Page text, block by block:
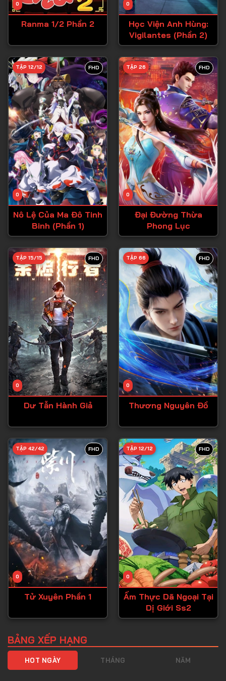
Tập 15
Tập 17
Tập 18
Tập 19
Tập 20
Tập 21
Tập 22
Tập 23
Tập 24
Tập 25
Tập 26
Tập 29
Tập 30
Tập 31
Tập 32
Tập 33
Tập 34
Tập 35
Tập 36
Tập 39
Tập 40
Tập 41
Tập 42
Tập 43
Tập 44
Tập 45
Tập 46
Tập 47
Tập 48
Tập 49
0
Ranma 1/2 Phần 2
0
Học Viện Anh Hùng:
Vigilantes (Phần 2)
FHD
0
TẬP 12/12
Nô Lệ Của Ma Đô Tinh
Binh (Phần 1)
FHD
0
TẬP 26
Đại Đường Thừa
Phong Lục
FHD
0
TẬP 15/15
Dư Tẫn Hành Giả
FHD
0
TẬP 66
Thương Nguyên Đồ
FHD
0
TẬP 42/42
Tử Xuyên Phần 1
FHD
0
TẬP 12/12
Ẩm Thực Dã Ngoại Tại
Dị Giới Ss2
BẢNG XẾP HẠNG
HOT NGÀY THÁNG NĂM